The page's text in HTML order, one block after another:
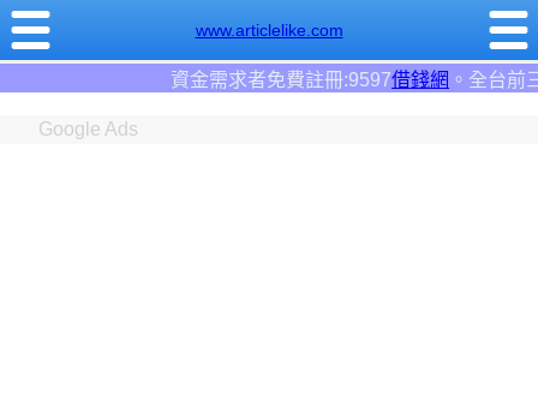
www.articlelike.com
借錢網。全台前三大借錢網站！
Google Ads